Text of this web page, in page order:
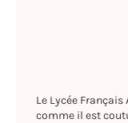
Le Lycée Français
comme il est